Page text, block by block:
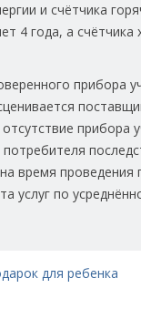
и счётчика
4 года, а
прибора
отсутствие прибора
время проведения
услуг по
для ребенка